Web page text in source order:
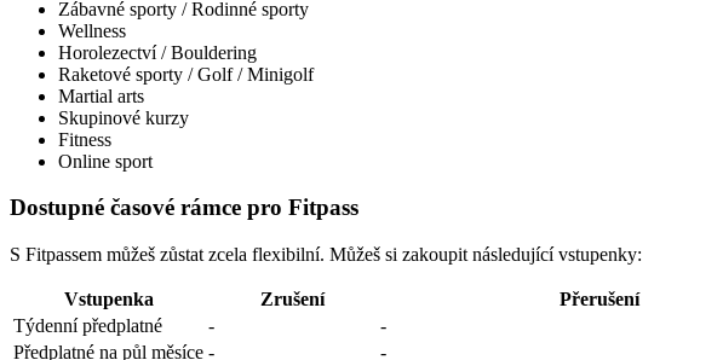
Zábavné sporty / Rodinné sporty
Wellness
Horolezectví / Bouldering
Raketové sporty / Golf / Minigolf
Martial arts
Skupinové kurzy
Fitness
Online sport
Dostupné časové rámce pro Fitpass
S Fitpassem můžeš zůstat zcela flexibilní. Můžeš si zakoupit následující vstupenky:
Vstupenka Zrušení
Přerušení
Týdenní předplatné
-
-
Předplatné na půl měsíce -
-